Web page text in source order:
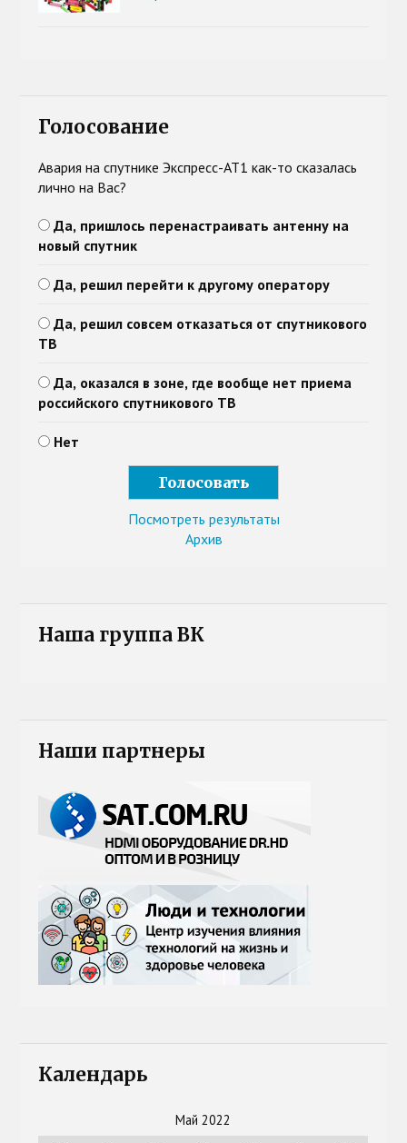
Голосование
Авария на спутнике Экспресс-АТ1 как-то сказалась
лично на Вас?
Да, пришлось перенастраивать антенну на
новый спутник
Да, решил перейти к другому оператору
Да, решил совсем отказаться от спутникового
ТВ
Да, оказался в зоне, где вообще нет приема
российского спутникового ТВ
Нет
Посмотреть результаты
Архив
Наша группа ВК
Наши партнеры
Календарь
Май 2022